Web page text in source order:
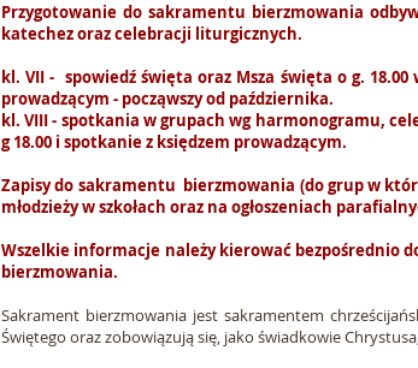
Przygotowanie do sakramentu bierzmowania
katechez oraz celebracji liturgicznych.
kl. VII - spowiedź święta oraz Msza święta o g. 18.00
prowadzącym - począwszy od października.
kl. VIII - spotkania w grupach wg harmonogramu,
g 18.00 i spotkanie z księdzem prowadzącym.
Zapisy do sakramentu bierzmowania (do grup w
młodzieży w szkołach oraz na ogłoszeniach
Wszelkie informacje należy kierować bezpośrednio
bierzmowania.
Sakrament bierzmowania jest sakramentem
Świętego oraz zobowiązują się, jako świadkowie